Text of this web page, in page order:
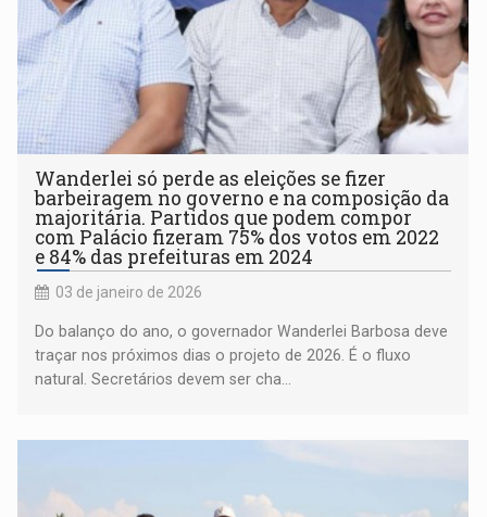
Wanderlei só perde as eleições se fizer
barbeiragem no governo e na composição da
majoritária. Partidos que podem compor
com Palácio fizeram 75% dos votos em 2022
e 84% das prefeituras em 2024
03 de janeiro de 2026
Do balanço do ano, o governador Wanderlei Barbosa deve
traçar nos próximos dias o projeto de 2026. É o fluxo
natural. Secretários devem ser cha...